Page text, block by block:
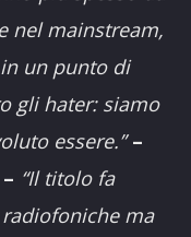
nel mainstream,
un punto di
gli hater: siamo
essere.”–
– “Il titolo fa
ma